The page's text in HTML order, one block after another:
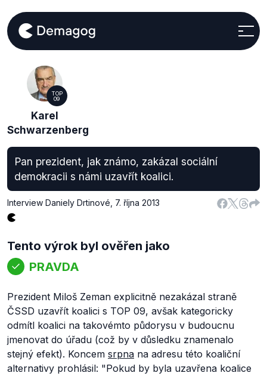
TOP
09
Karel
Schwarzenberg
Pan prezident, jak známo, zakázal sociální
demokracii s námi uzavřít koalici.
Interview Daniely Drtinové 7. října 2013
Tento výrok byl ověřen jako
PRAVDA
Prezident Miloš Zeman explicitně nezakázal straně
ČSSD uzavřít koalici s TOP 09, avšak kategoricky
odmítl koalici na takovémto půdorysu v budoucnu
jmenovat do úřadu (což by v důsledku znamenalo
stejný efekt). Koncem srpna na adresu této koaliční
alternativy prohlásil: "Pokud by byla uzavřena koalice